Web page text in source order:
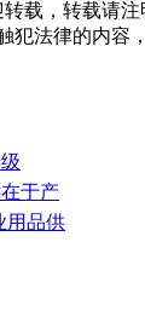
载，转载请注
法律的内容
于产
用品供